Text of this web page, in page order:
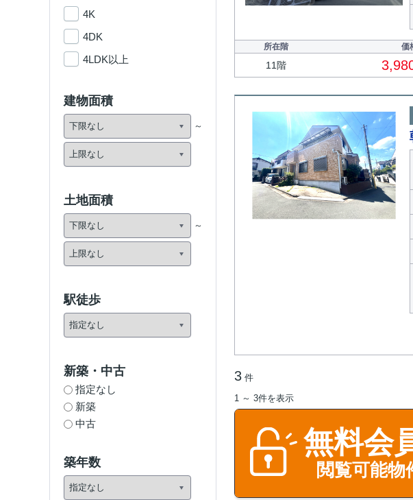
所在階 価
11階
3 件
1 ～ 3件を表示
無料会
閲覧可能
4K
4DK
4LDK以上
建物面積
土地面積
駅徒歩
新築・中古
指定なし
新築
中古
築年数